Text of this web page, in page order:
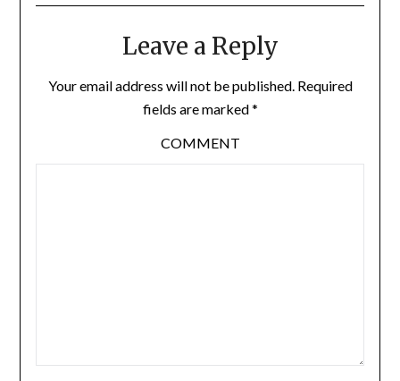
Leave a Reply
Your email address will not be published.Required
fields are marked*
COMMENT